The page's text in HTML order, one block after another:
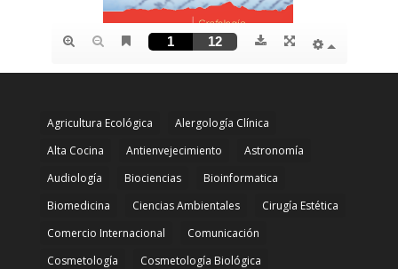
Agricultura Ecológica
Alergología Clínica
Alta Cocina
Antienvejecimiento
Astronomía
Audiología
Biociencias
Bioinformatica
Biomedicina
Ciencias Ambientales
Cirugía Estética
Comercio Internacional
Comunicación
Cosmetología
Cosmetología Biológica